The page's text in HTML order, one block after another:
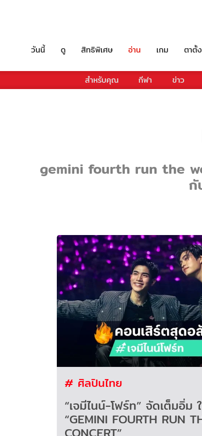
วันนี้ ดู สิทธิพิเศษ อ่าน เกม ตาตั้ง
สำหรับคุณ กีฬา ข่าว
gemini fourth run the
# ศิลปินไทย
“เจมีไนน์-โฟร์ท” จัดเต็มอิ่ม
“GEMINI FOURTH RUN